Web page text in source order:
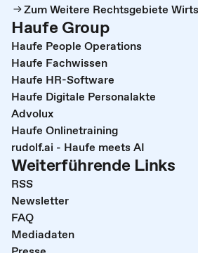
Zum Weitere Rechtsgebiete
Haufe Group
Haufe People Operations
Haufe Fachwissen
Haufe HR-Software
Haufe Digitale Personalakte
Advolux
Haufe Onlinetraining
rudolf.ai - Haufe meets AI
Weiterführende Links
RSS
Newsletter
FAQ
Mediadaten